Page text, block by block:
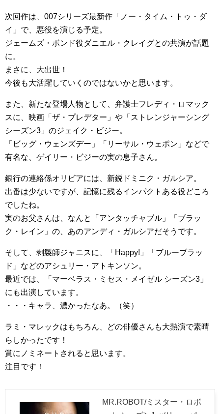
次回作は、007シリーズ最新作「ノー・タイム・トゥ・ダ
イ」で、悪役を演じる予定。
ジェームズ・ボンド役ダニエル・クレイグとの共演が話題
に。
まさに、大出世！
今後も大活躍していくのではないかと思います。
また、新たな登場人物として、弁護士フレディ・ロマック
スに、映画「ザ・プレデター」や「ストレンジャーシング
シーズン3」のジェイク・ビジー。
「ビッグ・ウェンズデー」「リーサル・ウェポン」などで
有名な、ゲイリー・ビジーの実の息子さん。
銀行の連絡係オリビアには、新鋭ドミニク・ガルシア。
出番は少ないですが、記憶に残るインパクトある役どころ
でしたね。
実のお父さんは、なんと「アンタッチャブル」「ブラッ
ク・レイン」の、あのアンディ・ガルシアだそうです。
そして、剥製師ジャニスに、「Happy!」「ブルーブラッ
ド」などのアシュリー・アトキンソン。
最近では、「マーベラス・ミセス・メイゼル シーズン3」
にも出演しています。
・・・キャラ、濃かったなあ。（笑）
ラミ・マレックはもちろん、どの俳優さんも大熱演で素晴
らしかったです！
賞にノミネートされると思います。
注目です！
MR.ROBOT/ミスター・ロボ